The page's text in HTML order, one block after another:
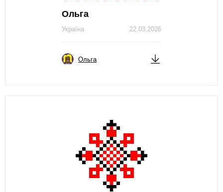
Ольга
22.03.2026
Україна
Ольга